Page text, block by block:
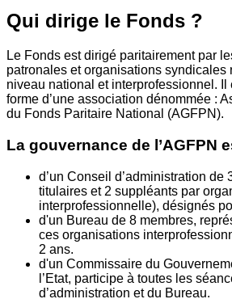
Qui dirige le Fonds ?
Le Fonds est dirigé paritairement par
patronales et organisations syndicales
niveau national et interprofessionnel. Il
forme d’une association dénommée :
du Fonds Paritaire National (AGFPN).
La gouvernance de l’AGFPN
d’un Conseil d’administration de
titulaires et 2 suppléants par
interprofessionnelle), désignés
d'un Bureau de 8 membres,
ces organisations
2 ans.
d'un Commissaire du
l’Etat, participe à toutes les
d’administration et du Bureau.